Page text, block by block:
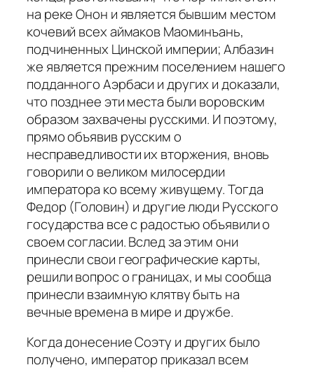
на реке Онон и является бывшим местом
кочевий всех аймаков Маоминъань,
подчиненных Цинской империи; Албазин
же является прежним поселением нашего
подданного Аэрбаси и других и доказали,
что позднее эти места были воровским
образом захвачены русскими. И поэтому,
прямо объявив русским о
несправедливости их вторжения, вновь
говорили о великом милосердии
императора ко всему живущему. Тогда
Федор (Головин) и другие люди Русского
государства все с радостью объявили о
своем согласии. Вслед за этим они
принесли свои географические карты,
решили вопрос о границах, и мы сообща
принесли взаимную клятву быть на
вечные времена в мире и дружбе.
Когда донесение Соэту и других было
получено, император приказал всем